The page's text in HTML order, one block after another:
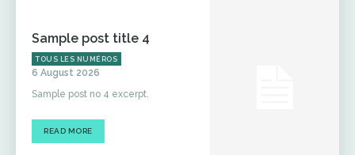
Sample post title 4
TOUS LES NUMÉROS
6 August 2026
Sample post no 4 excerpt.
READ MORE